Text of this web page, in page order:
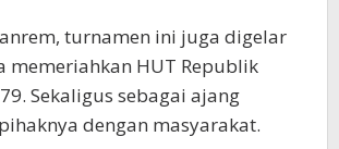
turnamen ini juga digelar
memeriahkan HUT Republik
Sekaligus sebagai ajang
dengan masyarakat.